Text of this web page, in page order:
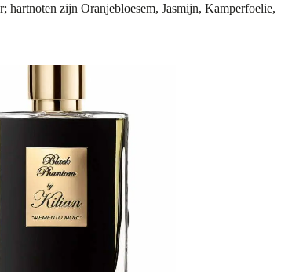
hartnoten zijn Oranjebloesem, Jasmijn, Kamperfoelie,